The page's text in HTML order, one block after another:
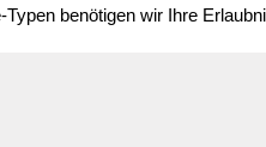
es ist herrlich
benötigen wir Ihre